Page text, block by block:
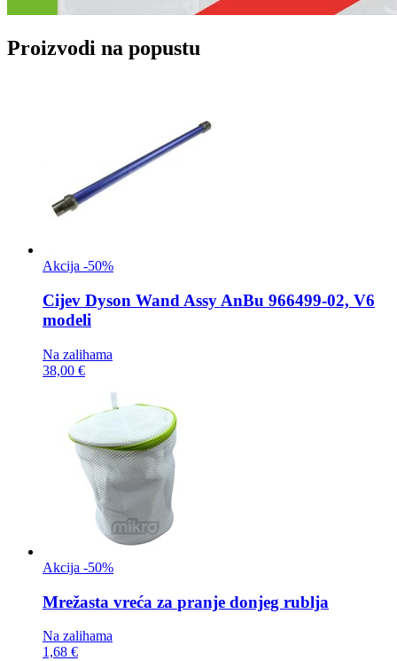
Proizvodi na popustu
Akcija -50%
Cijev Dyson Wand Assy AnBu 966499-02, V6
modeli
Na zalihama
38,00 €
Akcija -50%
Mrežasta vreća za pranje donjeg rublja
Na zalihama
1,68 €